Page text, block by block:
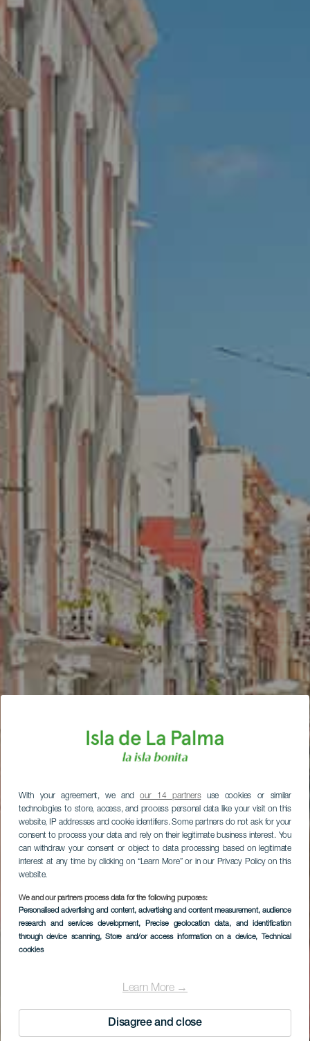
With your agreement, we andour 14 partnersuse cookies or similar
technologies to store, access, and process personal data like your visit on this
website, IP addresses and cookie identifiers. Some partners do not ask for your
consent to process your data and rely on their legitimate business interest. You
can withdraw your consent or object to data processing based on legitimate
interest at any time by clicking on “Learn More” or in our Privacy Policy on this
website.
We and our partners process data for the following purposes:
Personalised advertising and content, advertising and content measurement, audience
research and services development, Precise geolocation data, and identification
through device scanning, Store and/or access information on a device, Technical
cookies
Learn More →
Disagree and close